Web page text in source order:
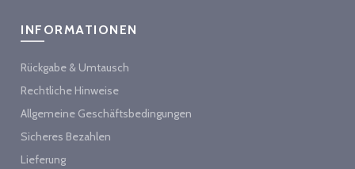
INFORMATIONEN
Rückgabe & Umtausch
Rechtliche Hinweise
Allgemeine Geschäftsbedingungen
Sicheres Bezahlen
Lieferung